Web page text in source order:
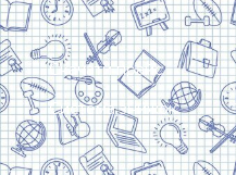
Скачати прайс
Система знижок